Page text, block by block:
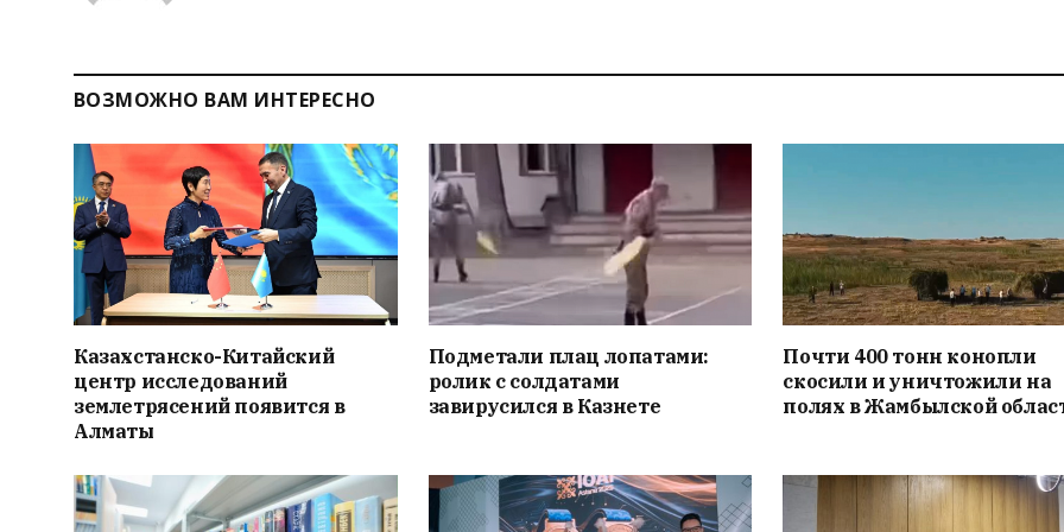
ВОЗМОЖНО ВАМ ИНТЕРЕСНО
Казахстанско-Китайский
центр исследований
землетрясений появится в
Алматы
Подметали плац лопатами:
ролик с солдатами
завирусился в Казнете
Почти 400 тонн конопли
скосили и уничтожили на
полях в Жамбылской